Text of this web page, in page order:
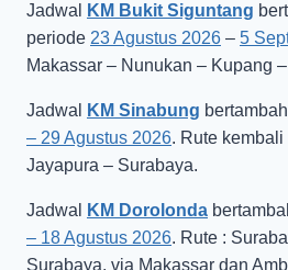
Jadwal KM Bukit Siguntang
periode 23 Agustus 2026 – 5
Makassar – Nunukan – Kupang
Jadwal KM Sinabung
– 29 Agustus 2026. Rute
Jayapura – Surabaya.
Jadwal KM Dorolonda
– 18 Agustus 2026. Rute :
Surabaya, via Makassar dan